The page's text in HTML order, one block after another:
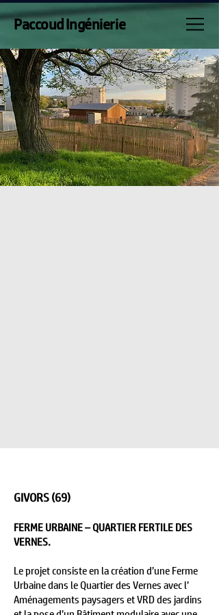
Paccoud Ingénierie
GIVORS (69)
FERME URBAINE – QUARTIER FERTILE DES
VERNES.
Le projet consiste en la création d’une Ferme
Urbaine dans le Quartier des Vernes avec l’
Aménagements paysagers et VRD des jardins